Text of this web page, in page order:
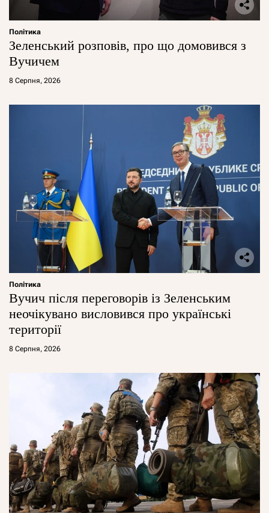
Політика
Зеленський розповів, про що домовився з
Вучичем
8 Серпня, 2026
Політика
Вучич після переговорів із Зеленським
неочікувано висловився про українські
території
8 Серпня, 2026